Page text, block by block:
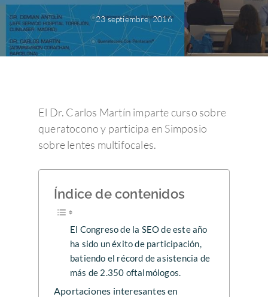
23 septiembre, 2016
El Dr. Carlos Martín imparte curso sobre
queratocono y participa en Simposio
sobre lentes multifocales.
Índice de contenidos
El Congreso de la SEO de este año
ha sido un éxito de participación,
batiendo el récord de asistencia de
más de 2.350 oftalmólogos.
Aportaciones interesantes en